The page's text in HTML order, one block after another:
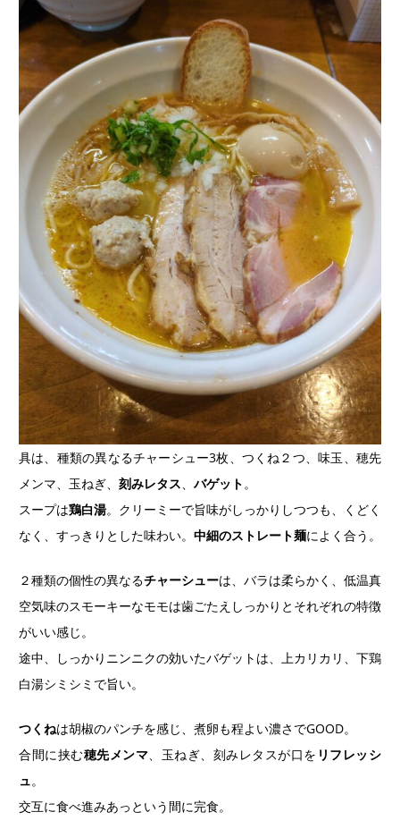
具は、種類の異なるチャーシュー3枚、つくね２つ、味玉、穂先
メンマ、玉ねぎ、 刻みレタス、 バゲット。
スープは鶏白湯。クリーミーで旨味がしっかりしつつも、くどく
なく、すっきりとした味わい。 中細のストレート麺によく合う。
２種類の個性の異なるチャーシューは、バラは柔らかく、低温真
空気味のスモーキーなモモは歯ごたえしっかりとそれぞれの特徴
がいい感じ。
途中、しっかりニンニクの効いたバゲットは、上カリカリ、下鶏
白湯シミシミで旨い。
つくねは胡椒のパンチを感じ、煮卵も程よい濃さでGOOD。
合間に挟む穂先メンマ、玉ねぎ、刻みレタスが口を リフレッシ
ュ。
交互に食べ進みあっという間に完食。